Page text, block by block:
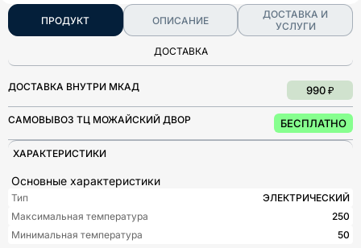
ПРОДУКТ ОПИСАНИЕ
ДОСТАВКА И
УСЛУГИ
ДОСТАВКА
ДОСТАВКА ВНУТРИ МКАД 990 ₽
САМОВЫВОЗ ТЦ МОЖАЙСКИЙ ДВОР БЕСПЛАТНО
ХАРАКТЕРИСТИКИ
Основные характеристики
Тип
ЭЛЕКТРИЧЕСКИЙ
Максимальная температура
250
Минимальная температура
50